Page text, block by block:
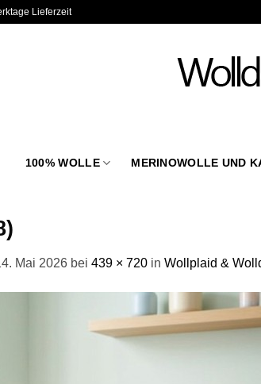
Lieferzeit
100% WOLLE MERINOWOLLE UND
Mai 2026 bei 439 × 720 in Wollplaid &